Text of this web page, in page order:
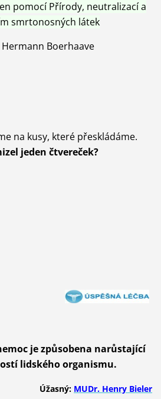
pomocí Přírody, neutralizací a
smrtonosných látek
Boerhaave
na kusy, které přeskládáme.
jeden čtvereček?
je způsobena narůstající
lidského organismu.
Úžasný: MUDr. Henry Bieler